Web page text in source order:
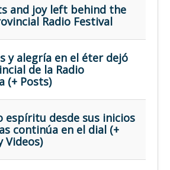
and joy left behind the
Radio Festival
y alegría en el éter dejó
de la Radio
(+ Posts)
espíritu desde sus inicios
continúa en el dial (+
Videos)